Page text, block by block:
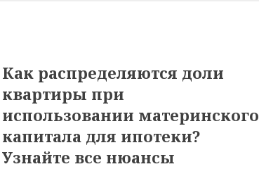
Как распределяются доли
квартиры при
использовании материнского
капитала для ипотеки?
Узнайте все нюансы